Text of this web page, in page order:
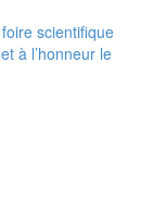
scientifique
à l’honneur le